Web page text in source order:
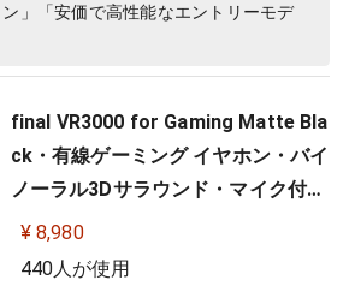
ン」「安価で高性能なエントリーモデ
final VR3000 for Gaming Matte Bla
ck・有線ゲーミング イヤホン・バイ
ノーラル3Dサラウンド・マイク付き
【ゲーム/VR/バイノーラル/ASMR /
360オーディオ推奨】
¥ 8,980
440人が使用